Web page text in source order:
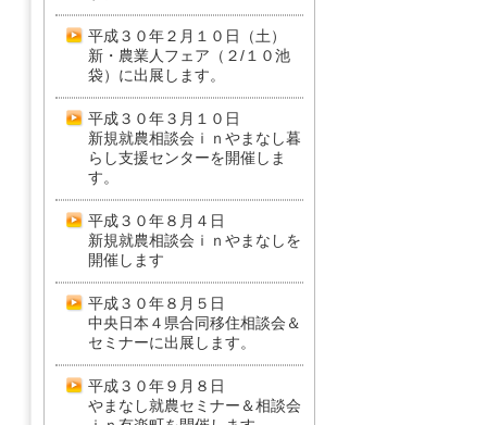
平成３０年２月１０日（土）
新・農業人フェア（２/１０池
袋）に出展します。
平成３０年３月１０日
新規就農相談会ｉｎやまなし暮
らし支援センターを開催しま
す。
平成３０年８月４日
新規就農相談会ｉｎやまなしを
開催します
平成３０年８月５日
中央日本４県合同移住相談会＆
セミナーに出展します。
平成３０年９月８日
やまなし就農セミナー＆相談会